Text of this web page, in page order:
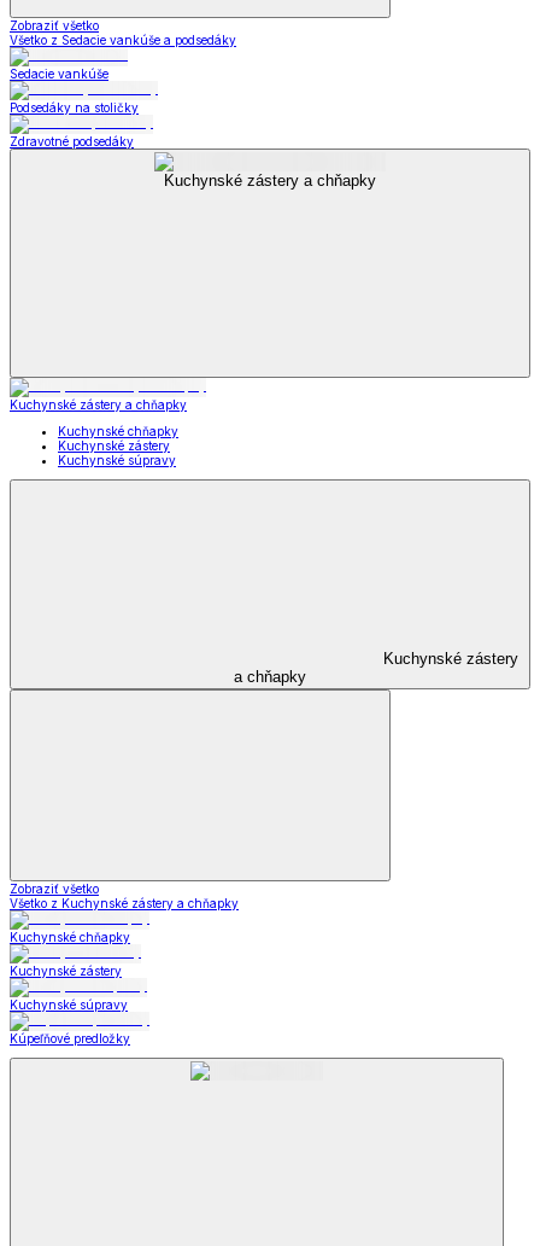
Zobraziť všetko
Všetko z Sedacie vankúše a podsedáky
Sedacie vankúše
Podsedáky na stoličky
Zdravotné podsedáky
Kuchynské zástery a chňapky
Kuchynské zástery a chňapky
Kuchynské chňapky
Kuchynské zástery
Kuchynské súpravy
Kuchynské zástery
a chňapky
Zobraziť všetko
Všetko z Kuchynské zástery a chňapky
Kuchynské chňapky
Kuchynské zástery
Kuchynské súpravy
Kúpeľňové predložky